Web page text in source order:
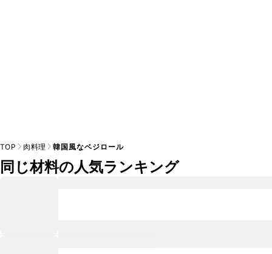
TOP 肉料理 韓国風なベジロール
同じ材料の人気ランキング